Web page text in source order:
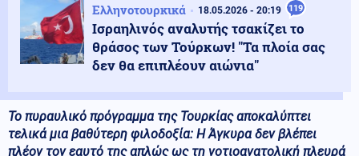
Ελληνοτουρκικά 18.05.2026 - 20:19 119
Ισραηλινός αναλυτής τσακίζει το
θράσος των Τούρκων! "Τα πλοία σας
δεν θα επιπλέουν αιώνια"
Το πυραυλικό πρόγραμμα της Τουρκίας αποκαλύπτει
τελικά μια βαθύτερη φιλοδοξία: Η Άγκυρα δεν βλέπει
πλέον τον εαυτό της απλώς ως τη νοτιοανατολική πλευρά